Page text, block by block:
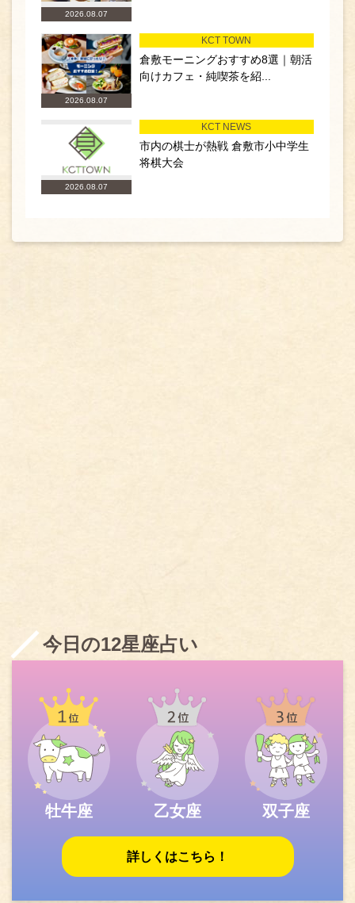
2026.08.07
2026.08.07
KCT TOWN
倉敷モーニングおすすめ8選｜朝活
向けカフェ・純喫茶を紹...
2026.08.07
KCT NEWS
市内の棋士が熱戦 倉敷市小中学生
将棋大会
今日の12星座占い
牡牛座 乙女座 双子座
詳しくはこちら！